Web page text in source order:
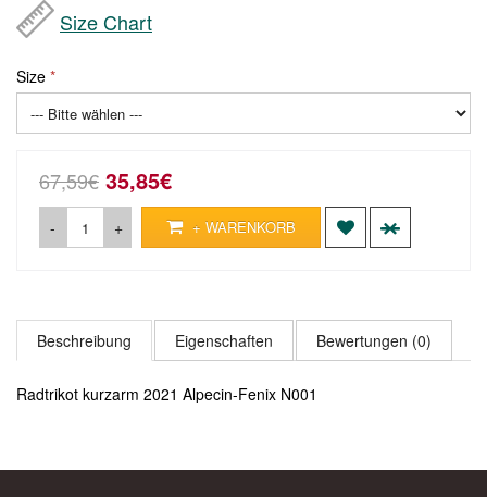
Size Chart
Size
67,59€ 35,85€
- + + WARENKORB
Beschreibung Eigenschaften Bewertungen (0)
Radtrikot kurzarm 2021 Alpecin-Fenix N001